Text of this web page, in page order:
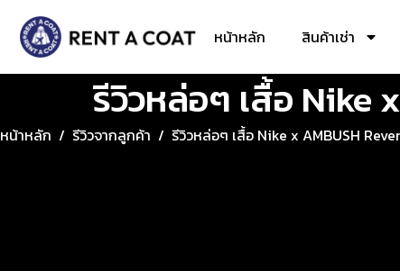
หน้าหลัก สินค้าเช่า
รีวิวหล่อๆ เสื้อ Nike
หน้าหลัก / รีวิวจากลูกค้า / รีวิวหล่อๆ เสื้อ Nike x AMBUSH